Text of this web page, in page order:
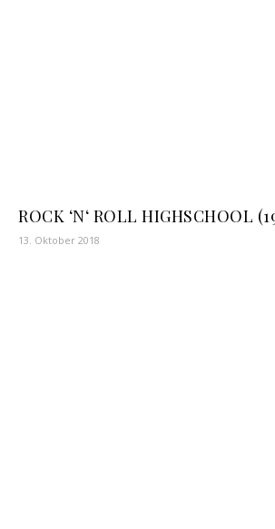
ROCK ‘N‘ ROLL HIGHSCHOOL
13. Oktober 2018